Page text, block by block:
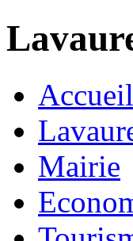
Accueil
Mairie